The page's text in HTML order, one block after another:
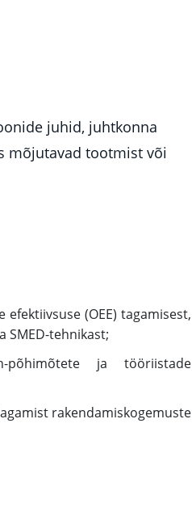
juhid, juhtkonna
mõjutavad tootmist või
(OEE) tagamisest,
tehnikast;
põhimõtete ja tööriistade
rakendamiskogemuste